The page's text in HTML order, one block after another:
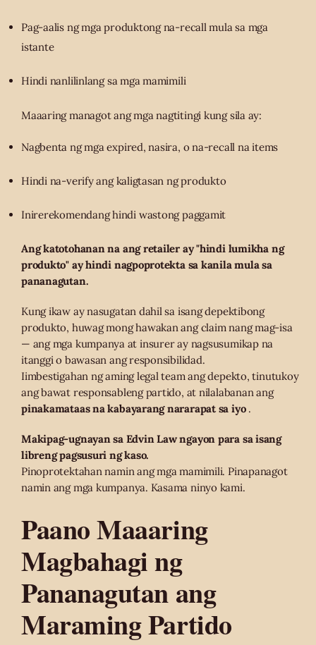
Pag-aalis ng mga produktong na-recall mula sa mga
istante
Hindi nanlilinlang sa mga mamimili
Maaaring managot ang mga nagtitingi kung sila ay:
Nagbenta ng mga expired, nasira, o na-recall na items
Hindi na-verify ang kaligtasan ng produkto
Inirerekomendang hindi wastong paggamit
Ang katotohanan na ang retailer ay "hindi lumikha ng
produkto" ay hindi nagpoprotekta sa kanila mula sa
pananagutan.
Kung ikaw ay nasugatan dahil sa isang depektibong
produkto, huwag mong hawakan ang claim nang mag-isa
— ang mga kumpanya at insurer ay nagsusumikap na
itanggi o bawasan ang responsibilidad.
Iimbestigahan ng aming legal team ang depekto, tinutukoy
ang bawat responsableng partido, at nilalabanan ang
pinakamataas na kabayarang nararapat sa iyo.
Makipag-ugnayan sa Edvin Law ngayon para sa isang
libreng pagsusuri ng kaso.
Pinoprotektahan namin ang mga mamimili. Pinapanagot
namin ang mga kumpanya. Kasama ninyo kami.
Paano Maaaring
Magbahagi ng
Pananagutan ang
Maraming Partido